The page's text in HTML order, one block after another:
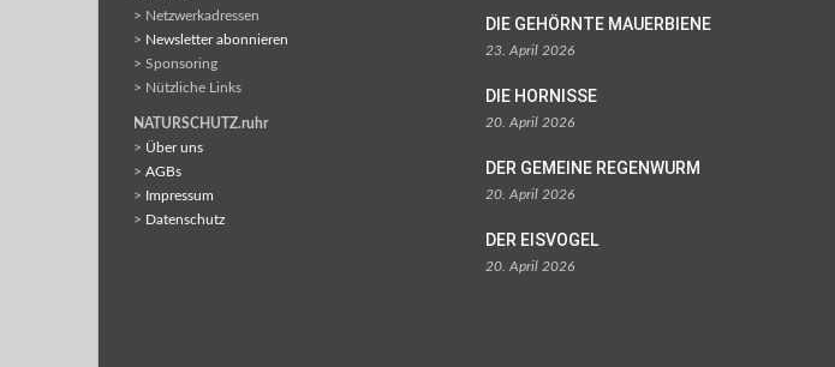
> Netzwerkadressen
> Newsletter abonnieren
> Sponsoring
> Nützliche Links
NATURSCHUTZ.ruhr
> Über uns
> AGBs
> Impressum
> Datenschutz
DIE GEHÖRNTE MAUERBIENE
23. April 2026
DIE HORNISSE
20. April 2026
DER GEMEINE REGENWURM
20. April 2026
DER EISVOGEL
20. April 2026